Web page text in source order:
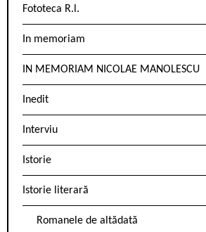
Fototeca R.l.
In memoriam
IN MEMORIAM NICOLAE MANOLESCU
Inedit
Interviu
Istorie
Istorie literară
Romanele de altădată